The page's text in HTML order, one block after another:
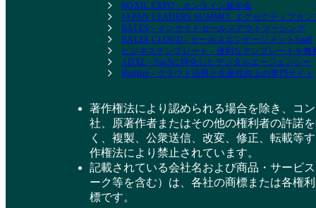
BOXIL EXPO - オンライン展示会
JAPAN LEADERS SUMMIT- エグゼクティブカン
BALES - インサイドセールスアウトソーシング
BALES CLOUD - セールスエンゲージメントSaaS
ビジネステンプレート - 便利なテンプレートを無
ADXL - SaaSに特化したデジタルエージェンシー
BizHint - クラウド活用と生産性向上の専門サイト
著作権法により認められる場合を除き、コ
社、原著作者またはその他の権利者の許諾
く、複製、公衆送信、改変、修正、転載等
作権法により禁止されています。
記載されている会社名および商品・サービ
ーク等を含む）は、各社の商標または各権
標です。